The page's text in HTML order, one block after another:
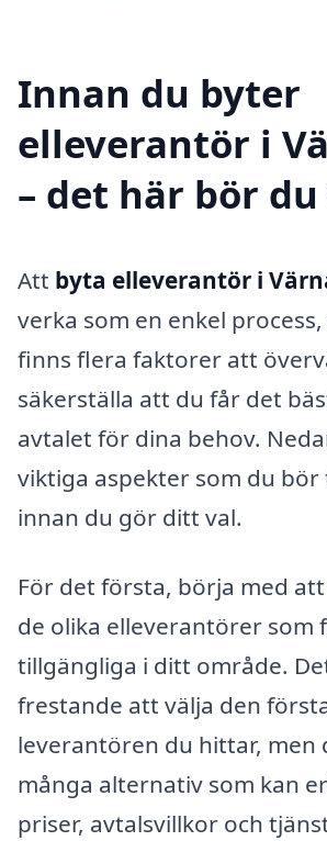
Innan du byter
elleverantör i
– det här bör
Att byta elleverantör i
verka som en enkel
finns flera faktorer att
säkerställa att du får det
avtalet för dina behov.
viktiga aspekter som du bör
innan du gör ditt val.
För det första, börja med
de olika elleverantörer som
tillgängliga i ditt område.
frestande att välja den
leverantören du hittar, men
många alternativ som kan
priser, avtalsvillkor och